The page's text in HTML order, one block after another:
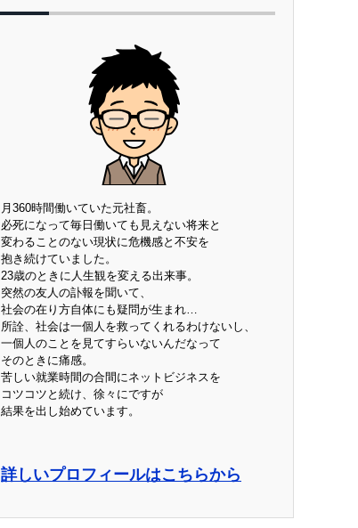
月360時間働いていた元社畜。
必死になって毎日働いても見えない将来と
変わることのない現状に危機感と不安を
抱き続けていました。
23歳のときに人生観を変える出来事。
突然の友人の訃報を聞いて、
社会の在り方自体にも疑問が生まれ…
所詮、社会は一個人を救ってくれるわけないし、
一個人のことを見てすらいないんだなって
そのときに痛感。
苦しい就業時間の合間にネットビジネスを
コツコツと続け、徐々にですが
結果を出し始めています。
詳しいプロフィールはこちらから